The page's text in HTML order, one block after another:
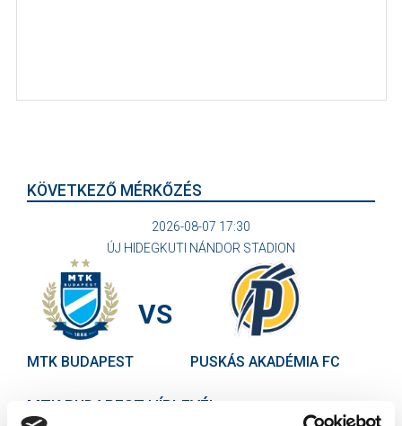
KÖVETKEZŐ MÉRKŐZÉS
2026-08-07 17:30
ÚJ HIDEGKUTI NÁNDOR STADION
MTK BUDAPEST
VS
PUSKÁS AKADÉMIA FC
MTK BUDAPEST HÍRLEVÉL